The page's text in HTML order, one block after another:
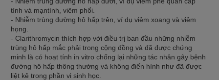
tính và mạntính, viêm phổi.
- Nhiễm trùng đường hô hấp trên, ví dụ viêm xoang và viêm
họng.
- Clarithromycin thích hợp với điều trị ban đầu những nhiễm
trùng hô hấp mắc phải trong cộng đồng và đã được chứng
minh là có hoạt tính in vitro chống lại những tác nhân gây bệnh
đường hô hấp thông thường và không điển hình như đã được
liệt kê trong phần vi sinh học.
-